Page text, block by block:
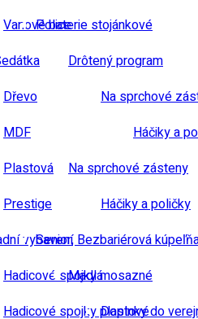
Vanové baterie stojánkové
Dřevo
MDF
Plastová
Prestige
vybavení
Hadicové spojky mosazné
Hadicové spojky plastové
Police
Drôtený program
Na sprchové
Háčiky a
Na sprchové zásteny
Háčiky a poličky
Senior, Bezbariérová
Madlá
Doplnky do